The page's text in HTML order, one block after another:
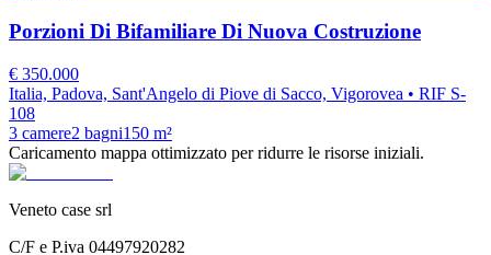
Porzioni Di Bifamiliare Di Nuova Costruzione
€ 350.000
Italia, Padova, Sant'Angelo di Piove di Sacco, Vigorovea • RIF S-
108
3 camere2 bagni150 m²
Caricamento mappa ottimizzato per ridurre le risorse iniziali.
Veneto case srl
C/F e P.iva 04497920282